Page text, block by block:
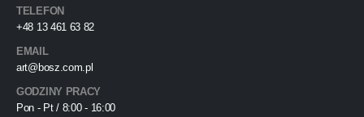
TELEFON
+48 13 461 63 82
EMAIL
art@bosz.com.pl
GODZINY PRACY
Pon - Pt / 8:00 - 16:00